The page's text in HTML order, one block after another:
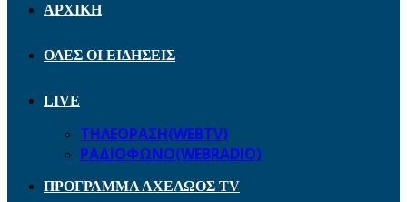
ΑΡΧΙΚΗ
ΟΛΕΣ ΟΙ ΕΙΔΗΣΕΙΣ
LIVE
ΤΗΛΕΟΡΑΣΗ(WEBTV)
ΡΑΔΙΟΦΩΝΟ(WEBRADIO)
ΠΡΟΓΡΑΜΜΑ ΑΧΕΛΩΟΣ TV